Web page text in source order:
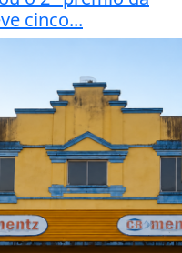
cinco...